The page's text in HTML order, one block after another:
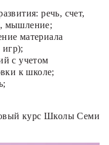
речь, счет,
мышление;
материала
с учетом
к школе;
курс Школы Семи